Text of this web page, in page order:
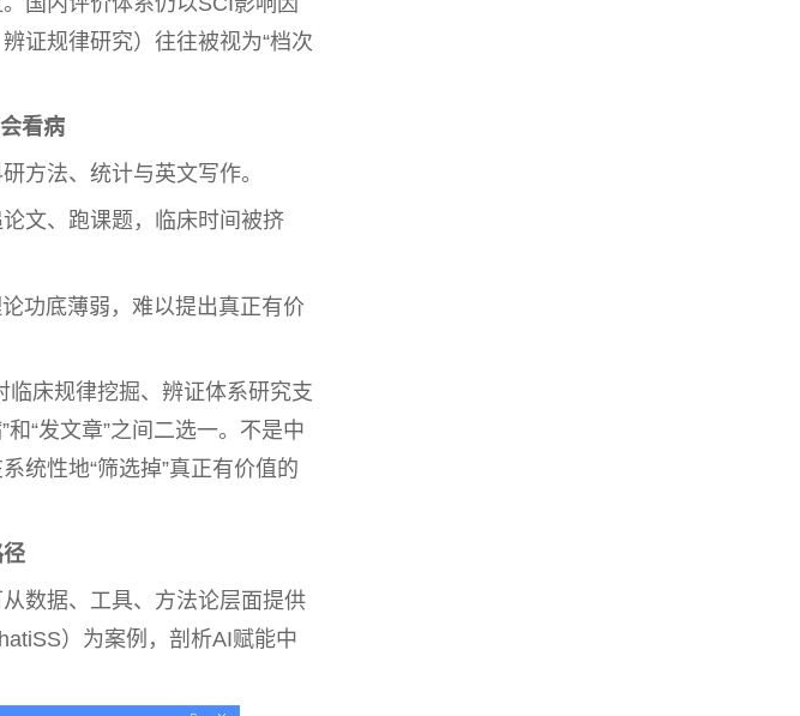
证规律研究）往往被视为“档次
看病
方法、统计与英文写作。
文、跑课题，临床时间被挤
功底薄弱，难以提出真正有价
临床规律挖掘、辨证体系研究支
“发文章”之间二选一。不是中
统性地“筛选掉”真正有价值的
数据、工具、方法论层面提供
）为案例，剖析AI赋能中